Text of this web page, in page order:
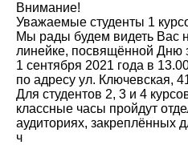
Внимание!
Уважаемые студенты 1
Мы рады будем видеть Вас
линейке, посвящённой Дню
1 сентября 2021 года в
по адресу ул. Ключевская,
Для студентов 2, 3 и 4
классные часы пройдут
аудиториях, закреплённых
ч